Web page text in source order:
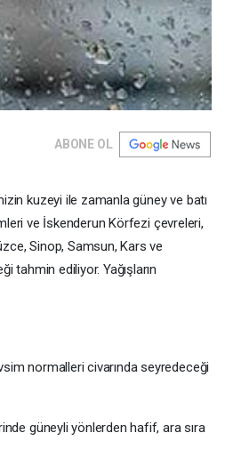
ABONE OL
kuzeyi ile zamanla güney ve batı
ve İskenderun Körfezi çevreleri,
Sinop, Samsun, Kars ve
tahmin ediliyor. Yağışların
normalleri civarında seyredeceği
güneyli yönlerden hafif, ara sıra